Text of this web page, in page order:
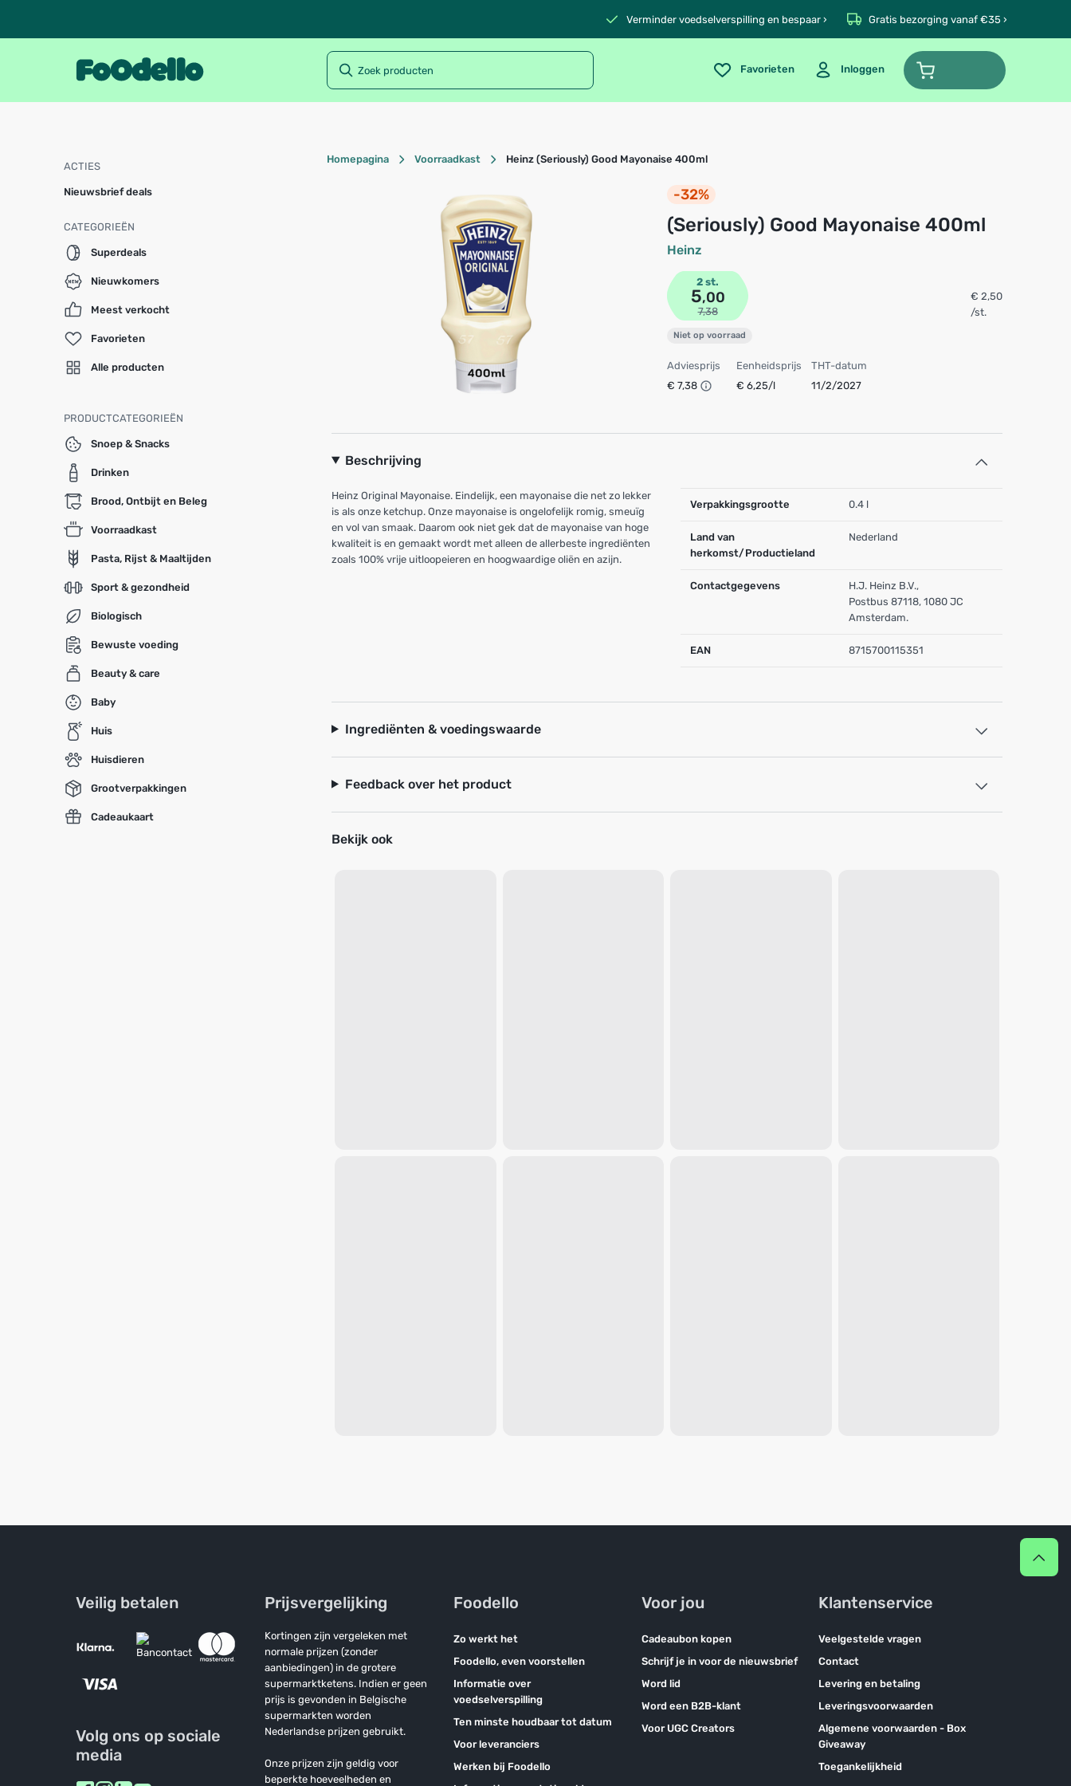
Verminder voedselverspilling en bespaar › Gratis bezorging vanaf €35 ›
Favorieten Inloggen
ACTIES
Nieuwsbrief deals
CATEGORIEËN
Superdeals
Nieuwkomers
Meest verkocht
Favorieten
Alle producten
PRODUCTCATEGORIEËN
Snoep & Snacks
Drinken
Brood, Ontbijt en Beleg
Voorraadkast
Pasta, Rijst & Maaltijden
Sport & gezondheid
Biologisch
Bewuste voeding
Beauty & care
Baby
Huis
Huisdieren
Grootverpakkingen
Cadeaukaart
Homepagina Voorraadkast Heinz (Seriously) Good Mayonaise 400ml
-32%
(Seriously) Good Mayonaise 400ml
Heinz
2 st.
5,00
7,38
€ 2,50
/st.
Niet op voorraad
Adviesprijs
€ 7,38
Eenheidsprijs
€ 6,25/l
THT-datum
11/2/2027
Beschrijving
Heinz Original Mayonaise. Eindelijk, een mayonaise die net zo lekker
is als onze ketchup. Onze mayonaise is ongelofelijk romig, smeuïg
en vol van smaak. Daarom ook niet gek dat de mayonaise van hoge
kwaliteit is en gemaakt wordt met alleen de allerbeste ingrediënten
zoals 100% vrije uitloopeieren en hoogwaardige oliën en azijn.
Verpakkingsgrootte 0.4 l
Land van
herkomst/Productieland
Nederland
Contactgegevens
H.J. Heinz B.V.,
Postbus 87118, 1080 JC
Amsterdam.
EAN 8715700115351
Ingrediënten & voedingswaarde
Feedback over het product
Bekijk ook
Veilig betalen
Volg ons op sociale
media
Prijsvergelijking
Kortingen zijn vergeleken met
normale prijzen (zonder
aanbiedingen) in de grotere
supermarktketens. Indien er geen
prijs is gevonden in Belgische
supermarkten worden
Nederlandse prijzen gebruikt.
Onze prijzen zijn geldig voor
beperkte hoeveelheden en
Foodello
Zo werkt het
Foodello, even voorstellen
Informatie over
voedselverspilling
Ten minste houdbaar tot datum
Voor leveranciers
Werken bij Foodello
Voor jou
Cadeaubon kopen
Schrijf je in voor de nieuwsbrief
Word lid
Word een B2B-klant
Voor UGC Creators
Klantenservice
Veelgestelde vragen
Contact
Levering en betaling
Leveringsvoorwaarden
Algemene voorwaarden - Box
Giveaway
Toegankelijkheid